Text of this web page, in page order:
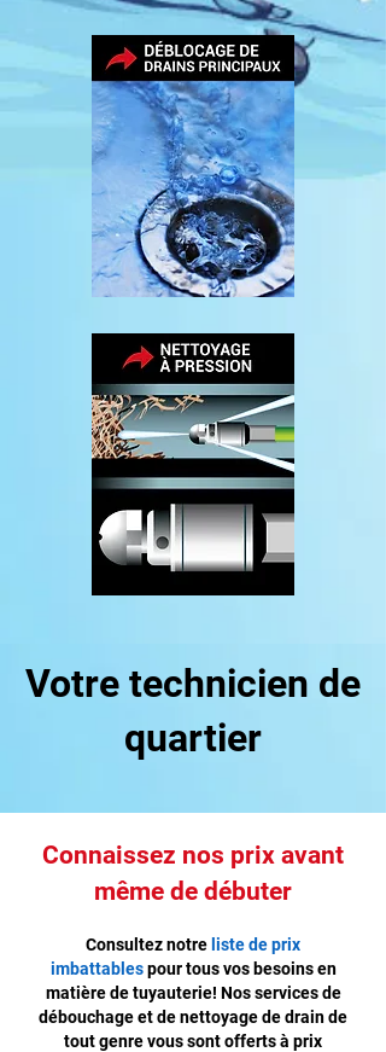
Votre technicien de
quartier
Connaissez nos prix avant
même de débuter
Consultez notre liste de prix
imbattables pour tous vos besoins en
matière de tuyauterie! Nos services de
débouchage et de nettoyage de drain de
tout genre vous sont offerts à prix